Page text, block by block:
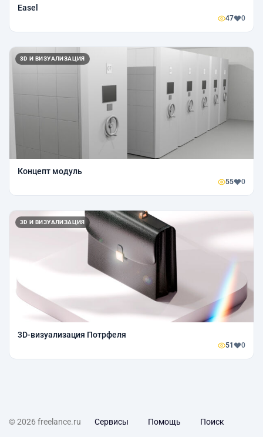
Easel
47 0
3D И ВИЗУАЛИЗАЦИЯ
Концепт модуль
55 0
3D И ВИЗУАЛИЗАЦИЯ
3D-визуализация Потрфеля
51 0
© 2026 freelance.ru Сервисы Помощь Поиск